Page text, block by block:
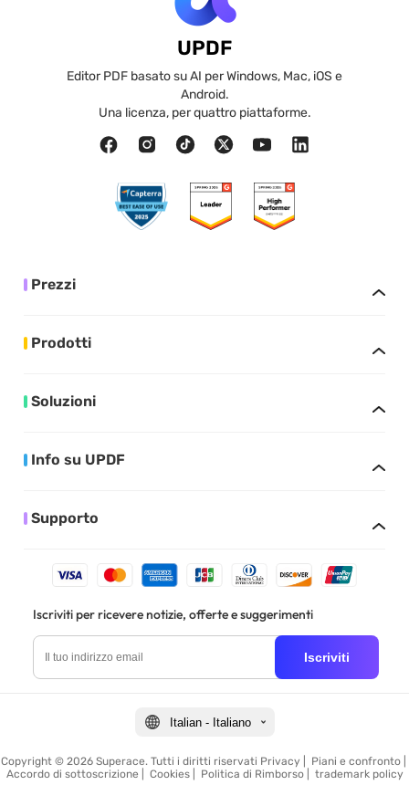
UPDF
Editor PDF basato su AI per Windows, Mac, iOS e
Android.
Una licenza, per quattro piattaforme.
Prezzi
Prodotti
Soluzioni
Info su UPDF
Supporto
Iscriviti per ricevere notizie, offerte e suggerimenti
Iscriviti
Italian - Italiano
Copyright © 2026 Superace. Tutti i diritti riservati Privacy Piani e confronto|
Accordo di sottoscrizione
Cookies| Politica di Rimborso| trademark policy